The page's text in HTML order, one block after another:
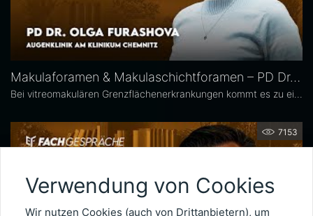
Makulaforamen & Makulaschichtforamen – PD Dr. Olga Furashova
7153
Verwendung von Cookies
Wir nutzen Cookies (auch von Drittanbietern), um